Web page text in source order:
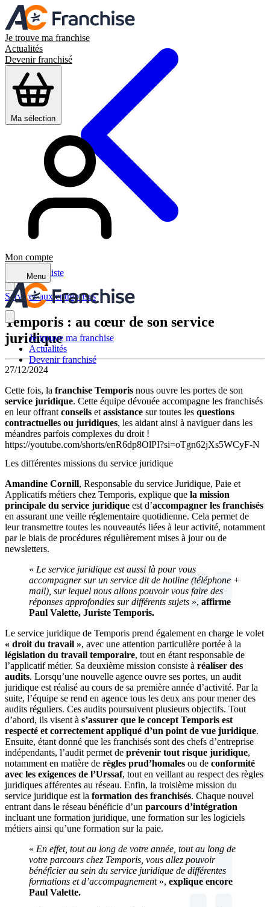
Je trouve ma franchise
Actualités
Devenir franchisé
Ma sélection
Mon compte
Menu
Je trouve ma franchise
Actualités
Devenir franchisé
Retour à la liste
Services aux entreprises
Temporis : au cœur de son service
juridique
27/12/2024
Cette fois, la franchise Temporis nous ouvre les portes de son
service juridique. Cette équipe dévouée accompagne les franchisés
en leur offrant conseils et assistance sur toutes les questions
contractuelles ou juridiques, les aidant ainsi à naviguer dans les
méandres parfois complexes du droit !
https://youtube.com/shorts/enR6dp8OlPI?si=oTgn62jXs5WCyF-N
Les différentes missions du service juridique
Amandine Cornill, Responsable du service Juridique, Paie et
Applicatifs métiers chez Temporis, explique que la mission
principale du service juridique est d’accompagner les franchisés
en assurant une veille réglementaire quotidienne. Cela permet de
leur transmettre toutes les nouveautés liées à leur activité, notamment
par le biais de procédures régulièrement mises à jour ou de
newsletters.
« Le service juridique est aussi là pour vous
accompagner sur un service dit de hotline (téléphone +
mail), sur lequel nous allons pouvoir vous faire des
réponses approfondies sur différents sujets », affirme
Paul Valette, Juriste Temporis.
Le service juridique de Temporis prend également en charge le volet
« droit du travail », avec une attention particulière portée à la
législation du travail temporaire, tout en étant responsable de
l’applicatif métier. Sa deuxième mission consiste à réaliser des
audits. Lorsqu’une nouvelle agence ouvre ses portes, un audit
juridique est réalisé au cours de sa première année d’activité. Par la
suite, l’équipe se rend en agence tous les deux ans pour mener des
audits réguliers. Ces audits poursuivent plusieurs objectifs. Tout
d’abord, ils visent à s’assurer que le concept Temporis est
respecté et correctement appliqué d’un point de vue juridique.
Ensuite, étant donné que les franchisés sont des chefs d’entreprise
indépendants, l’audit permet de prévenir tout risque juridique,
notamment en matière de règles prud’homales ou de conformité
avec les exigences de l’Urssaf, tout en veillant au respect des règles
juridiques afférentes au réseau. Enfin, la troisième mission du
service juridique est la formation des franchisés. Chaque nouvel
entrant dans le réseau bénéficie d’un parcours d’intégration
incluant une formation juridique, une formation sur les logiciels
métiers ainsi qu’une formation sur la paie.
« En effet, tout au long de votre année, tout au long de
votre parcours chez Temporis, vous allez pouvoir
bénéficier au sein du service juridique de différentes
formations et d’accompagnement», explique encore
Paul Valette.